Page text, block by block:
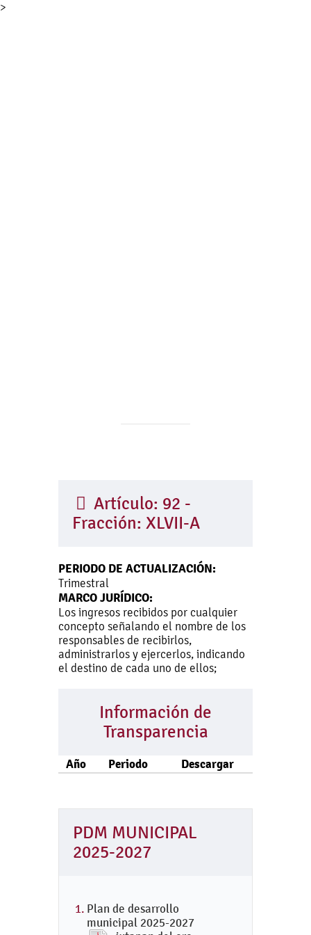
>
Artículo: 92 -
Fracción: XLVII-A
PERIODO DE ACTUALIZACIÓN:
Trimestral
MARCO JURÍDICO:
Los ingresos recibidos por cualquier
concepto señalando el nombre de los
responsables de recibirlos,
administrarlos y ejercerlos, indicando
el destino de cada uno de ellos;
Información de
Transparencia
Año Periodo Descargar
PDM MUNICIPAL
2025-2027
Plan de desarrollo
municipal 2025-2027